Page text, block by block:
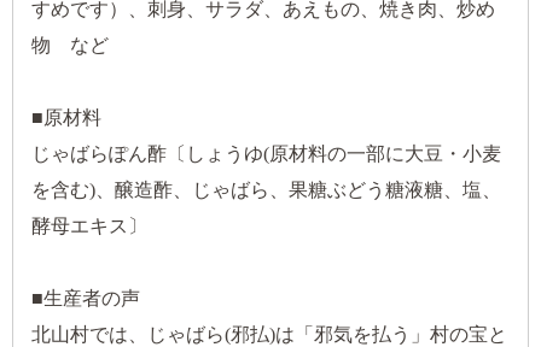
すめです）、刺身、サラダ、あえもの、焼き肉、炒め
物 など
■原材料
じゃばらぽん酢〔しょうゆ(原材料の一部に大豆・小麦
を含む)、醸造酢、じゃばら、果糖ぶどう糖液糖、塩、
酵母エキス〕
■生産者の声
北山村では、じゃばら(邪払)は「邪気を払う」村の宝と